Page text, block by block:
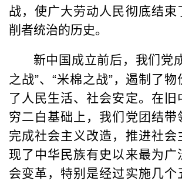
战，使广大劳动人民彻底结束
削者统治的历史。
新中国成立前后，我们党
之战”、 “米棉之战”，遏制了物
了人民生活、社会安定。在旧
穷二白基础上，我们党团结带
完成社会主义改造，推进社会
现了中华民族有史以来最为广
会变革，特别是经过实施几个